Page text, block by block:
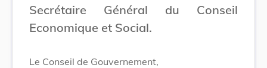
Secrétaire Général du Conseil
Economique et Social.
Le Conseil de Gouvernement,